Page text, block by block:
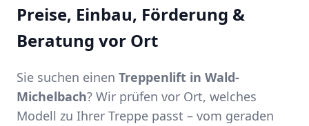
Preise, Einbau, Förderung &
Beratung vor Ort
Sie suchen einen Treppenlift in Wald-
Michelbach? Wir prüfen vor Ort, welches
Modell zu Ihrer Treppe passt – vom geraden